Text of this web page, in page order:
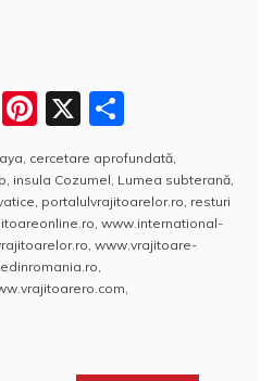
W Pi
nt
er
e
st
X
a
rt
aj
e
a
, cercetare aprofundată,
, insula Cozumel, Lumea subterană,
, portalulvrajitoarelor.ro, resturi
, www.international-
, www.vrajitoare-
,
,